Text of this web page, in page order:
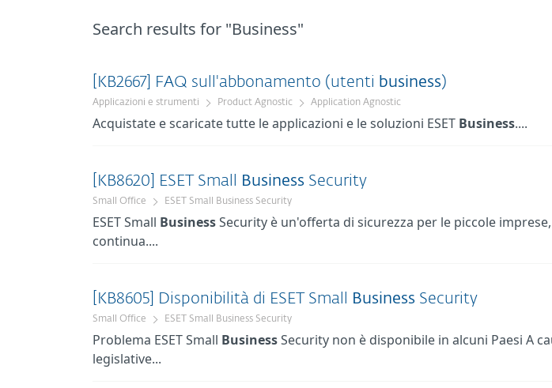
Search results for "Business"
[KB2667] FAQ sull'abbonamento (utenti business )
Applicazioni e strumenti Product Agnostic Application Agnostic
Acquistate e scaricate tutte le applicazioni e le soluzioni ESET Business....
[KB8620] ESET Small Business Security
Small Office ESET Small Business Security
ESET Small BusinessSecurity è un'offerta di sicurezza per le piccole
continua....
[KB8605] Disponibilità di ESET Small Business Security
Small Office ESET Small Business Security
Problema ESET Small BusinessSecurity non è disponibile in alcuni Paesi A
legislative...